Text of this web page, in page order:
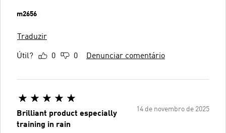
m2656
Traduzir
Útil? 0 0 Denunciar comentário
14 de novembro de 2025
Brilliant product especially
training in rain